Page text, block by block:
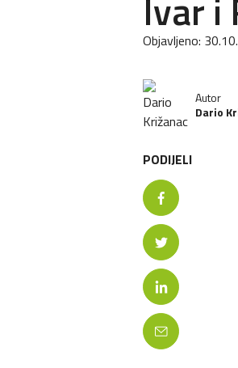
Ivar i
Objavljeno:
Autor
Dario
PODIJELI